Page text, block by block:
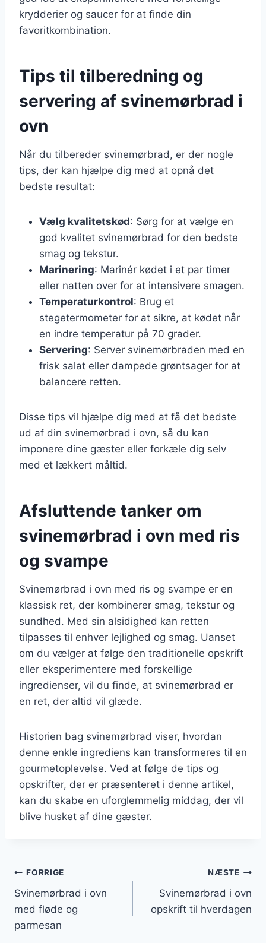
krydderier og saucer for at finde din
favoritkombination.
Tips til tilberedning og
servering af svinemørbrad i
ovn
Når du tilbereder svinemørbrad, er der nogle
tips, der kan hjælpe dig med at opnå det
bedste resultat:
Vælg kvalitetskød: Sørg for at vælge en
god kvalitet svinemørbrad for den bedste
smag og tekstur.
Marinering: Marinér kødet i et par timer
eller natten over for at intensivere smagen.
Temperaturkontrol: Brug et
stegetermometer for at sikre, at kødet når
en indre temperatur på 70 grader.
Servering: Server svinemørbraden med en
frisk salat eller dampede grøntsager for at
balancere retten.
Disse tips vil hjælpe dig med at få det bedste
ud af din svinemørbrad i ovn, så du kan
imponere dine gæster eller forkæle dig selv
med et lækkert måltid.
Afsluttende tanker om
svinemørbrad i ovn med ris
og svampe
Svinemørbrad i ovn med ris og svampe er en
klassisk ret, der kombinerer smag, tekstur og
sundhed. Med sin alsidighed kan retten
tilpasses til enhver lejlighed og smag. Uanset
om du vælger at følge den traditionelle opskrift
eller eksperimentere med forskellige
ingredienser, vil du finde, at svinemørbrad er
en ret, der altid vil glæde.
Historien bag svinemørbrad viser, hvordan
denne enkle ingrediens kan transformeres til en
gourmetoplevelse. Ved at følge de tips og
opskrifter, der er præsenteret i denne artikel,
kan du skabe en uforglemmelig middag, der vil
blive husket af dine gæster.
Indlægsnavigation
FORRIGE
Svinemørbrad i ovn
med fløde og
parmesan
NÆSTE
Svinemørbrad i ovn
opskrift til hverdagen